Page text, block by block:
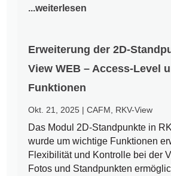
...weiterlesen
Erweiterung der 2D-
View WEB – Access-Level
Funktionen
Okt. 21, 2025 |CAFM RKV-View
Das Modul 2D-Standpunkte in
wurde um wichtige Funktionen
Flexibilität und Kontrolle bei der
Fotos und Standpunkten